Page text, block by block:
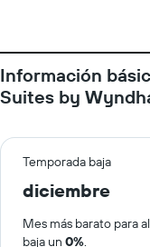
Información
Suites by
Temporada baja
diciembre
Mes más barato para
baja un 0%.